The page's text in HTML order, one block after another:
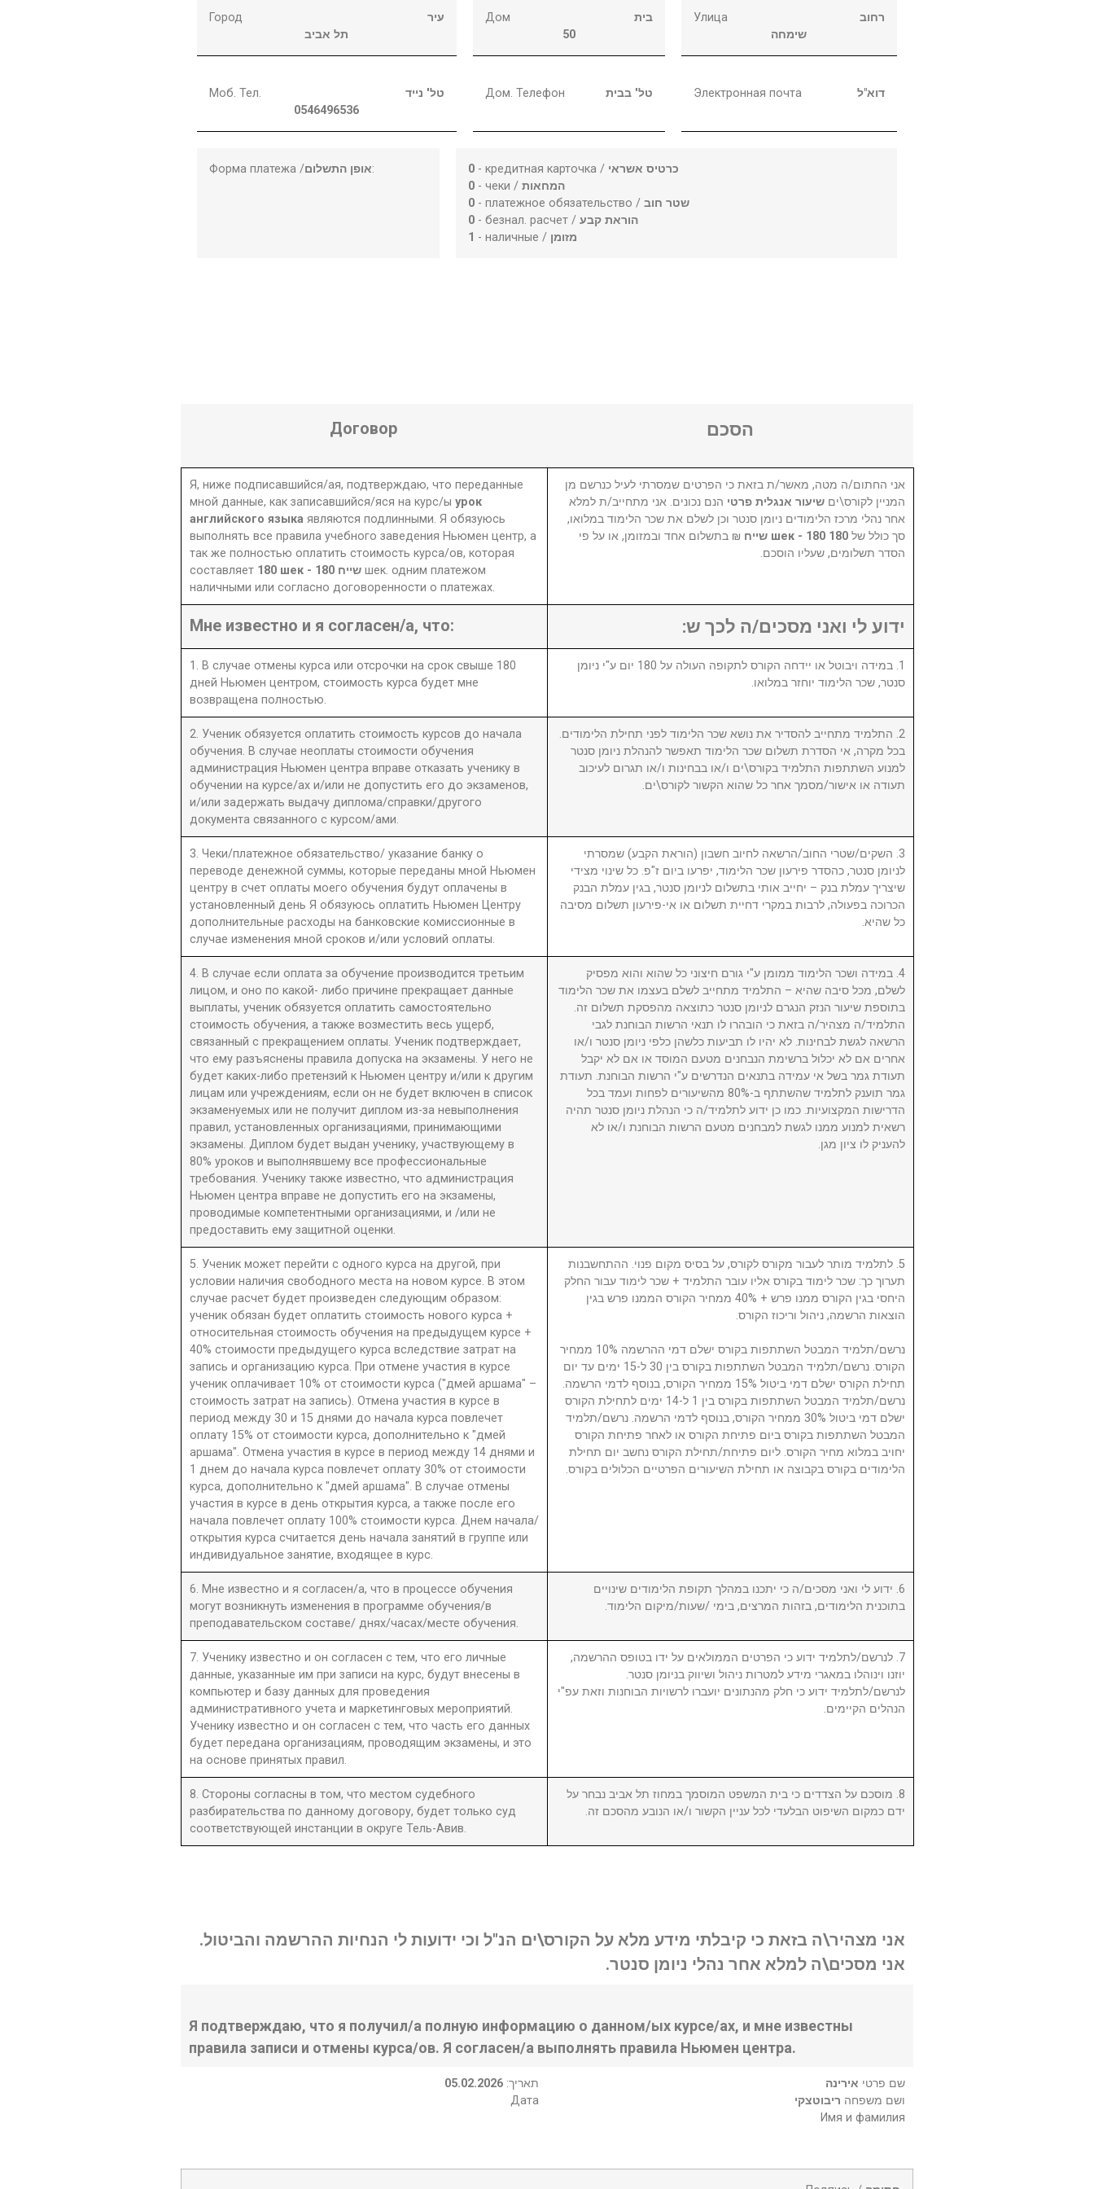
Город
עיר
תל אביב
Дом
בית
50
Улица
רחוב
שימחה
Моб. Тел.
טל' נייד
0546496536
Дом. Телефон טל' בבית Электронная почта דוא"ל
Форма платежа /אופן התשלום: 0- кредитная карточка / כרטיס אשראי
0- чеки / המחאות
0- платежное обязательство / שטר חוב
0- безнал. расчет / הוראת קבע
1 - наличные / מזומן
Договор הסכם
Я, ниже подписавшийся/ая, подтверждаю, что переданные
мной данные, как записавшийся/яся на курс/ы урок
английского языка являются подлинными. Я обязуюсь
выполнять все правила учебного заведения Ньюмен центр, а
так же полностью оплатить стоимость курса/ов, которая
составляет
180 шек - 180 שייח шек. одним платежом
наличными или согласно договоренности о платежах.
אני החתום/ה מטה, מאשר/ת בזאת כי הפרטים שמסרתי לעיל כנרשם מן
המניין לקורס\יםשיעור אנגלית פרטי הנם נכונים. אני מתחייב/ת למלא
אחר נהלי מרכז הלימודים ניומן סנטר וכן לשלם את שכר הלימוד במלואו,
סך כולל של180 шек - 180 שייח
₪ בתשלום אחד ובמזומן, או על פי
הסדר תשלומים, שעליו הוסכם.
Мне известно и я согласен/а, что: ידוע לי ואני מסכים/ה לכך ש:
1. В случае отмены курса или отсрочки на срок свыше 180
дней Ньюмен центром, стоимость курса будет мне
возвращена полностью.
1. במידה ויבוטל או יידחה הקורס לתקופה העולה על 180 יום ע"י ניומן
סנטר, שכר הלימוד יוחזר במלואו.
2. Ученик обязуется оплатить стоимость курсов до начала
обучения. В случае неоплаты стоимости обучения
администрация Ньюмен центра вправе отказать ученику в
обучении на курсе/ах и/или не допустить его до экзаменов,
и/или задержать выдачу диплома/справки/другого
документа связанного с курсом/ами.
2. התלמיד מתחייב להסדיר את נושא שכר הלימוד לפני תחילת הלימודים.
בכל מקרה, אי הסדרת תשלום שכר הלימוד תאפשר להנהלת ניומן סנטר
למנוע השתתפות התלמיד בקורס\ים ו/או בבחינות ו/או תגרום לעיכוב
תעודה או אישור/מסמך אחר כל שהוא הקשור לקורס\ים.
3. Чеки/платежное обязательство/ указание банку о
переводе денежной суммы, которые переданы мной Ньюмен
центру в счет оплаты моего обучения будут оплачены в
установленный день Я обязуюсь оплатить Ньюмен Центру
дополнительные расходы на банковские комиссионные в
случае изменения мной сроков и/или условий оплаты.
3. השקים/שטרי החוב/הרשאה לחיוב חשבון (הוראת הקבע) שמסרתי
לניומן סנטר, כהסדר פירעון שכר הלימוד, יפרעו ביום ז"פ. כל שינוי מצידי
שיצריך עמלת בנק – יחייב אותי בתשלום לניומן סנטר, בגין עמלת הבנק
הכרוכה בפעולה, לרבות במקרי דחיית תשלום או אי-פירעון תשלום מסיבה
כל שהיא.
4. В случае если оплата за обучение производится третьим
лицом, и оно по какой- либо причине прекращает данные
выплаты, ученик обязуется оплатить самостоятельно
стоимость обучения, а также возместить весь ущерб,
связанный с прекращением оплаты. Ученик подтверждает,
что ему разъяснены правила допуска на экзамены. У него не
будет каких-либо претензий к Ньюмен центру и/или к другим
лицам или учреждениям, если он не будет включен в список
экзаменуемых или не получит диплом из-за невыполнения
правил, установленных организациями, принимающими
экзамены. Диплом будет выдан ученику, участвующему в
80% уроков и выполнявшему все профессиональные
требования. Ученику также известно, что администрация
Ньюмен центра вправе не допустить его на экзамены,
проводимые компетентными организациями, и /или не
предоставить ему защитной оценки.
4. במידה ושכר הלימוד ממומן ע"י גורם חיצוני כל שהוא והוא מפסיק
לשלם, מכל סיבה שהיא – התלמיד מתחייב לשלם בעצמו את שכר הלימוד
בתוספת שיעור הנזק הנגרם לניומן סנטר כתוצאה מהפסקת תשלום זה.
התלמיד/ה מצהיר/ה בזאת כי הובהרו לו תנאי הרשות הבוחנת לגבי
הרשאה לגשת לבחינות. לא יהיו לו תביעות כלשהן כלפי ניומן סנטר ו/או
אחרים אם לא יכלול ברשימת הנבחנים מטעם המוסד או אם לא יקבל
תעודת גמר בשל אי עמידה בתנאים הנדרשים ע"י הרשות הבוחנת. תעודת
גמר תוענק לתלמיד שהשתתף ב-80% מהשיעורים לפחות ועמד בכל
הדרישות המקצועיות. כמו כן ידוע לתלמיד/ה כי הנהלת ניומן סנטר תהיה
רשאית למנוע ממנו לגשת למבחנים מטעם הרשות הבוחנת ו/או לא
להעניק לו ציון מגן.
5. Ученик может перейти с одного курса на другой, при
условии наличия свободного места на новом курсе. В этом
случае расчет будет произведен следующим образом:
ученик обязан будет оплатить стоимость нового курса +
относительная стоимость обучения на предыдущем курсе +
40% стоимости предыдущего курса вследствие затрат на
запись и организацию курса. При отмене участия в курсе
ученик оплачивает 10% от стоимости курса ("дмей аршама" –
стоимость затрат на запись). Отмена участия в курсе в
период между 30 и 15 днями до начала курса повлечет
оплату 15% от стоимости курса, дополнительно к "дмей
аршама". Отмена участия в курсе в период между 14 днями и
1 днем до начала курса повлечет оплату 30% от стоимости
курса, дополнительно к "дмей аршама". В случае отмены
участия в курсе в день открытия курса, а также после его
начала повлечет оплату 100% стоимости курса. Днем начала/
открытия курса считается день начала занятий в группе или
индивидуальное занятие, входящее в курс.
5. לתלמיד מותר לעבור מקורס לקורס, על בסיס מקום פנוי. ההתחשבנות
תערוך כך: שכר לימוד בקורס אליו עובר התלמיד + שכר לימוד עבור החלק
היחסי בגין הקורס ממנו פרש + 40% ממחיר הקורס הממנו פרש בגין
הוצאות הרשמה, ניהול וריכוז הקורס.
נרשם/תלמיד המבטל השתתפות בקורס ישלם דמי ההרשמה 10% ממחיר
הקורס. נרשם/תלמיד המבטל השתתפות בקורס בין 30 ל-15 ימים עד יום
תחילת הקורס ישלם דמי ביטול 15% ממחיר הקורס, בנוסף לדמי הרשמה.
נרשם/תלמיד המבטל השתתפות בקורס בין 1 ל-14 ימים לתחילת הקורס
ישלם דמי ביטול 30% ממחיר הקורס, בנוסף לדמי הרשמה. נרשם/תלמיד
המבטל השתתפות בקורס ביום פתיחת הקורס או לאחר פתיחת הקורס
יחויב במלוא מחיר הקורס. ליום פתיחת/תחילת הקורס נחשב יום תחילת
הלימודים בקורס בקבוצה או תחילת השיעורים הפרטיים הכלולים בקורס.
6. Мне известно и я согласен/а, что в процессе обучения
могут возникнуть изменения в программе обучения/в
преподавательском составе/ днях/часах/месте обучения.
6. ידוע לי ואני מסכים/ה כי יתכנו במהלך תקופת הלימודים שינויים
בתוכנית הלימודים, בזהות המרצים, בימי /שעות/מיקום הלימוד.
7. Ученику известно и он согласен с тем, что его личные
данные, указанные им при записи на курс, будут внесены в
компьютер и базу данных для проведения
административного учета и маркетинговых мероприятий.
Ученику известно и он согласен с тем, что часть его данных
будет передана организациям, проводящим экзамены, и это
на основе принятых правил.
7. לנרשם/לתלמיד ידוע כי הפרטים הממולאים על ידו בטופס ההרשמה,
יוזנו וינוהלו במאגרי מידע למטרות ניהול ושיווק בניומן סנטר.
לנרשם/לתלמיד ידוע כי חלק מהנתונים יועברו לרשויות הבוחנות וזאת עפ"י
הנהלים הקיימים.
8. Стороны согласны в том, что местом судебного
разбирательства по данному договору, будет только суд
соответствующей инстанции в округе Тель-Авив.
8. מוסכם על הצדדים כי בית המשפט המוסמך במחוז תל אביב נבחר על
ידם כמקום השיפוט הבלעדי לכל עניין הקשור ו/או הנובע מהסכם זה.
אני מצהיר\ה בזאת כי קיבלתי מידע מלא על הקורס\ים הנ"ל וכי ידועות לי הנחיות ההרשמה והביטול.
אני מסכים\ה למלא אחר נהלי ניומן סנטר.
Я подтверждаю, что я получил/а полную информацию о данном/ых курсе/ах, и мне известны
правила записи и отмены курса/ов. Я согласен/а выполнять правила Ньюмен центра.
05.02.2026 :תאריך
Дата
שם פרטי אירינה
ושם משפחה ריבוטצקי
Имя и фамилия